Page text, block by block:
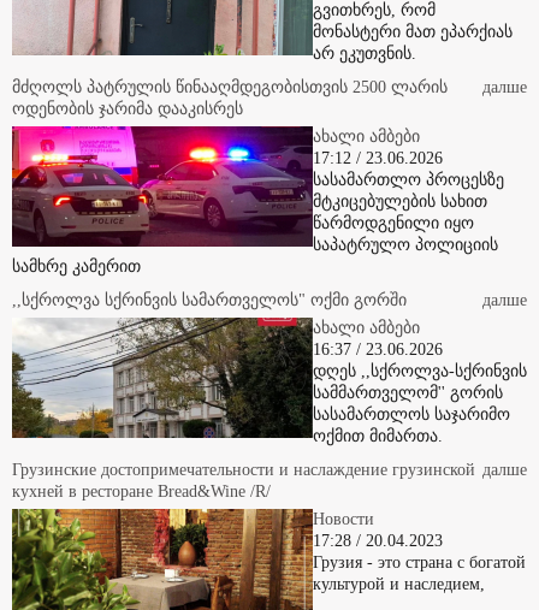
მონასტერი მათ ეპარქიას
არ ეკუთვნის.
მძღოლს პატრულის წინააღმდეგობისთვის 2500 ლარის
ოდენობის ჯარიმა დააკისრეს
17:12 / 23.06.2026
სასამართლო პროცესზე
მტკიცებულების სახით
წარმოდგენილი იყო
საპატრულო პოლიციის
სამხრე კამერით
,,სქროლვა სქრინვის სამართველოს" ოქმი გორში
ახალი ამბები
16:37 / 23.06.2026
დღეს ,,სქროლვა-სქრინვის
სამმართველომ'' გორის
სასამართლოს საჯარიმო
ოქმით მიმართა.
Грузинские достопримечательности и наслаждение грузинской
кухней в ресторане Bread&Wine /R/
17:28 / 20.04.2023
Грузия - это страна с богатой
культурой и наследием,
Горджи – ешь, не